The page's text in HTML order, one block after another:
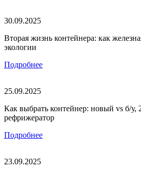
30.09.2025
Вторая жизнь контейнера: как
экологии
Подробнее
25.09.2025
Как выбрать контейнер: новый vs б/у,
рефрижератор
Подробнее
23.09.2025